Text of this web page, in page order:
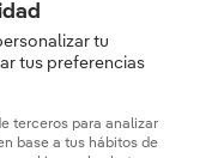
confianza
tu
tus preferencias
terceros para analizar
base a tus hábitos de